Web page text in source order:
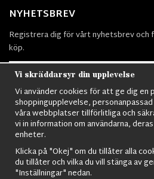
NYHETSBREV
Registrera dig för vårt nyhetsbrev
köp.
Nordens största utbud avMilitärkläder,
Vi skräddarsyr din upplevelse
Vi använder cookies för att ge dig en
shoppingupplevelse,
våra webbplatser tillförlitliga och
vi in information om användarna,
enheter.
Klicka på "Okej" om du tillåter alla
du tillåter och vilka du vill stänga av
"Inställningar" nedan.